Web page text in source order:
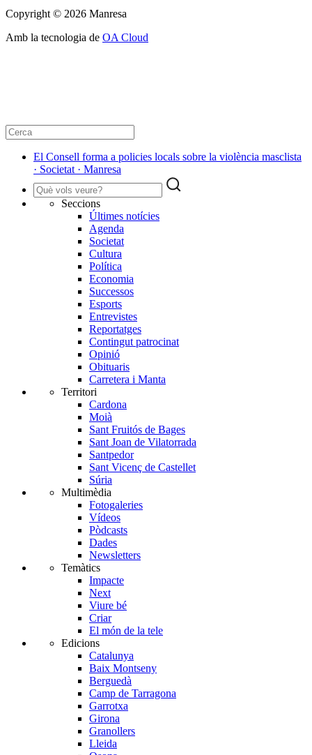
Copyright © 2026 Manresa
Amb la tecnologia de OA Cloud
El Consell forma a policies locals sobre la violència masclista
· Societat · Manresa
Seccions
Últimes notícies
Agenda
Societat
Cultura
Política
Economia
Successos
Esports
Entrevistes
Reportatges
Contingut patrocinat
Opinió
Obituaris
Carretera i Manta
Territori
Cardona
Moià
Sant Fruitós de Bages
Sant Joan de Vilatorrada
Santpedor
Sant Vicenç de Castellet
Súria
Multimèdia
Fotogaleries
Vídeos
Pòdcasts
Dades
Newsletters
Temàtics
Impacte
Next
Viure bé
Criar
El món de la tele
Edicions
Catalunya
Baix Montseny
Berguedà
Camp de Tarragona
Garrotxa
Girona
Granollers
Lleida